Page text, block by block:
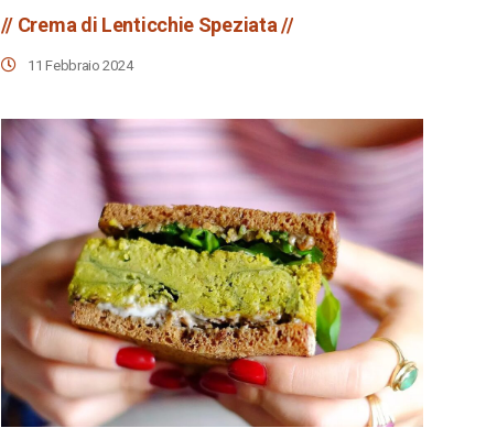
// Crema di Lenticchie Speziata //
11 Febbraio 2024